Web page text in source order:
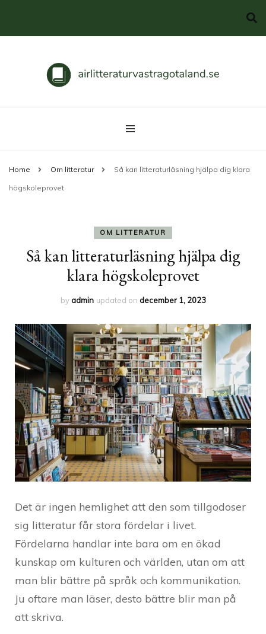
airlitteraturvastragotaland.se
Svenska klassiker
Home Om litteratur Så kan litteraturläsning hjälpa dig klara
högskoleprovet
OM LITTERATUR
Så kan litteraturläsning hjälpa dig
klara högskoleprovet
byadmin updated on december 1, 2023
Det är ingen hemlighet att den som tillgodoser
sig litteratur får stora fördelar i livet.
Fördelarna handlar inte bara om en ökad
kunskap om kulturen och världen, utan om att
man blir bättre på språk och kommunikation.
Ju oftare man läser, desto bättre blir man på
att skriva.